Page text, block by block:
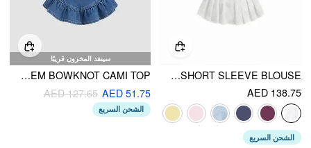
COTTON V-NECK BRODERIE ANGLAISE PLEATED SHIRRED SHORT SLEEVE BLOUSE
AED 138.75
الشحن السريع
سينفد المخزون قريبًا
STRETCH DENIM RUFFLE HEM BOWKNOT CAMI TOP
AED 51.75
AED 127.65
الشحن السريع